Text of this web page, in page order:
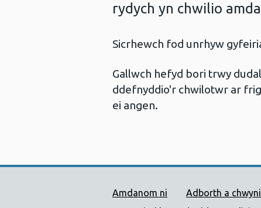
rydych yn chwilio
Sicrhewch fod unrhyw
Gallwch hefyd bori trwy
ddefnyddio'r chwilotwr ar
ei angen.
Dolenni Cymorth Iechyd
Amdanom ni Adborth a